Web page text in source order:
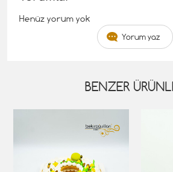
Henüz yorum yok
Yorum yaz
BENZER